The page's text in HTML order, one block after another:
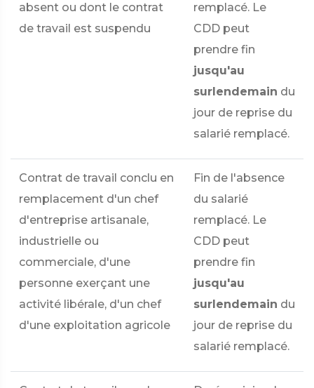
absent ou dont le contrat
de travail est suspendu
remplacé. Le
CDD peut
prendre fin
jusqu'au
surlendemain du
jour de reprise du
salarié remplacé.
Contrat de travail conclu en
remplacement d'un chef
d'entreprise artisanale,
industrielle ou
commerciale, d'une
personne exerçant une
activité libérale, d'un chef
d'une exploitation agricole
Fin de l'absence
du salarié
remplacé. Le
CDD peut
prendre fin
jusqu'au
surlendemain du
jour de reprise du
salarié remplacé.